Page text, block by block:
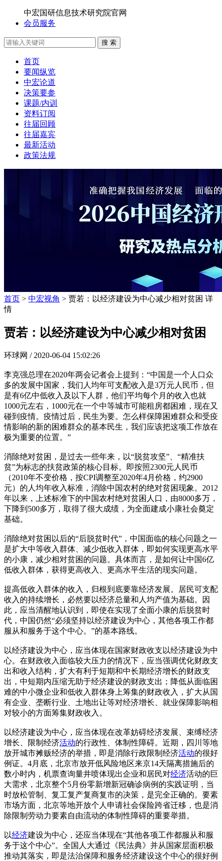
中宏国研信息技术研究院官网
会员服务
搜 索
首页
要闻纵览
中宏论道
决策要参
课题/内训
资料订阅
往届回顾
往届嘉宾
最新活动
政策法规
首页 > 中宏视角 > 贾若：以经济建设为中心减少相对贫困 详
情
贾若：以经济建设为中心减少相对贫困
环球网 / 2020-06-04 15:02:26
李克强总理在2020年两会记者会上提到：“中国是一个人口众
多的发展中国家，我们人均年可支配收入是3万元人民币，但
是有6亿中低收入及以下人群，他们平均每个月的收入也就
1000元左右，1000元在一个中等城市可能租房都困难，现在又
碰到疫情。疫情过后，民生为要。怎么样保障困难群众和受疫
情影响的新的困难群众的基本民生，我们应该把这项工作放在
极为重要的位置。”
消除绝对贫困，是过去一些年来，以“脱贫攻坚”、“精准扶
贫”为标志的扶贫政策的核心目标。即按照2300元人民币
（2010年不变价格，按CPI调整至2020年4月价格，约2900
元）的人均年收入标准，消除中国农村的绝对贫困现象。2012
年以来，上述标准下的中国农村绝对贫困人口，由8000多万，
下降到500多万，取得了很大成绩，为全面建成小康社会奠定
基础。
消除绝对贫困以后的“后脱贫时代”，中国面临的核心问题之一
是扩大中等收入群体、减少低收入群体，即如何实现更高水平
的小康，减少相对贫困的问题。具体而言，是如何让中国6亿
低收入群体，获得更高收入、更高水平生活的现实问题。
提高低收入群体的收入，归根到底要靠经济发展。居民可支配
收入的持续增长，必然要以经济总量和人均产值为基础。因
此，应当清醒地认识到，即使在实现了全面小康的后脱贫时
代，中国仍然“必须坚持以经济建设为中心，其他各项工作都
服从和服务于这个中心。”的基本路线。
以经济建设为中心，应当体现在国家财政收支以经济建设为中
心。在财政收入面临较大压力的情况下，应当强调优化财政支
出和收入结构，扩大有利于短期和中长期经济增长的财政支
出，中短期内压缩无助于经济建设的财政支出；降低从面临困
难的中小微企业和低收入群体身上筹集的财政收入，扩大从国
有企业、垄断行业、土地出让等对经济增长、就业保障影响相
对较小的方面筹集财政收入。
以经济建设为中心，应当体现在改革妨碍经济发展、束缚经济
增长、限制经济活动的行政性、体制性障碍。近期，四川等地
放开城市摊贩经济的举措，即是消除行政限制经济活动的很好
例证。4月底，北京市放开低风险地区来京14天隔离措施后的
数小时内，机票查询量井喷体现出企业和居民对经济活动的巨
大需求，北京整个5月份零新增新冠确诊病例的实践证明，当
时放松管制、复工复产复商复市的决策，是完全正确的。要素
市场方面，北京等地开放个人申请社会保险跨省迁移，也是消
除限制劳动力要素自由流动的体制性障碍的重要举措。
以经济建设为中心，还应当体现在“其他各项工作都服从和服
务于这个中心”。全国人大通过《民法典》并从国家层面积极
推动其落实，即是法治保障和服务经济建设这个中心的很好例